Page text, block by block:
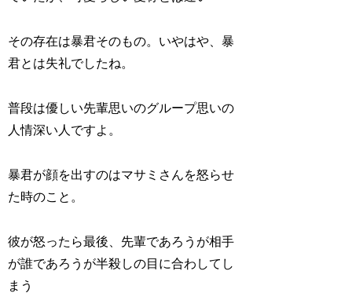
その存在は暴君そのもの。いやはや、暴
君とは失礼でしたね。
普段は優しい先輩思いのグループ思いの
人情深い人ですよ。
暴君が顔を出すのはマサミさんを怒らせ
た時のこと。
彼が怒ったら最後、先輩であろうが相手
が誰であろうが半殺しの目に合わしてし
まう